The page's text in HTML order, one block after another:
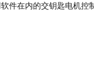
件在内的交钥匙电机控